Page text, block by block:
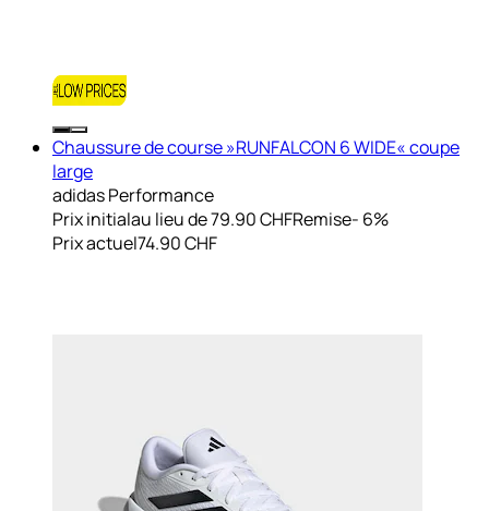
Chaussure de course »RUNFALCON 6 WIDE« coupe
large
adidas Performance
Prix initialau lieu de 79.90 CHFRemise- 6%
Prix actuel74.90 CHF